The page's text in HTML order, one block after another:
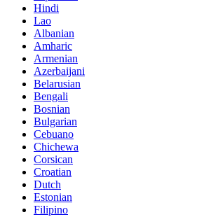
Hindi
Lao
Albanian
Amharic
Armenian
Azerbaijani
Belarusian
Bengali
Bosnian
Bulgarian
Cebuano
Chichewa
Corsican
Croatian
Dutch
Estonian
Filipino